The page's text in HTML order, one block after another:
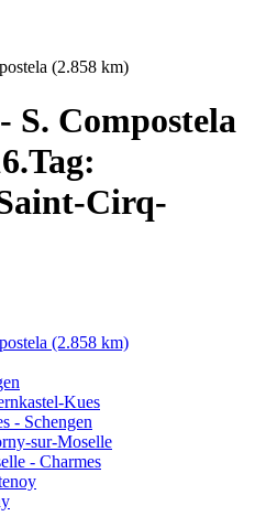
(2.858 km)
S. Compostela
Cirq-
(2.858 km)
Kues
- Schengen
sur-Moselle
- Charmes